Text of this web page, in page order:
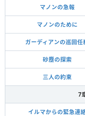
マノンの急報
マノンのために
ガーディアンの巡回任
砂塵の探索
三人の約束
7
イルマからの緊急連